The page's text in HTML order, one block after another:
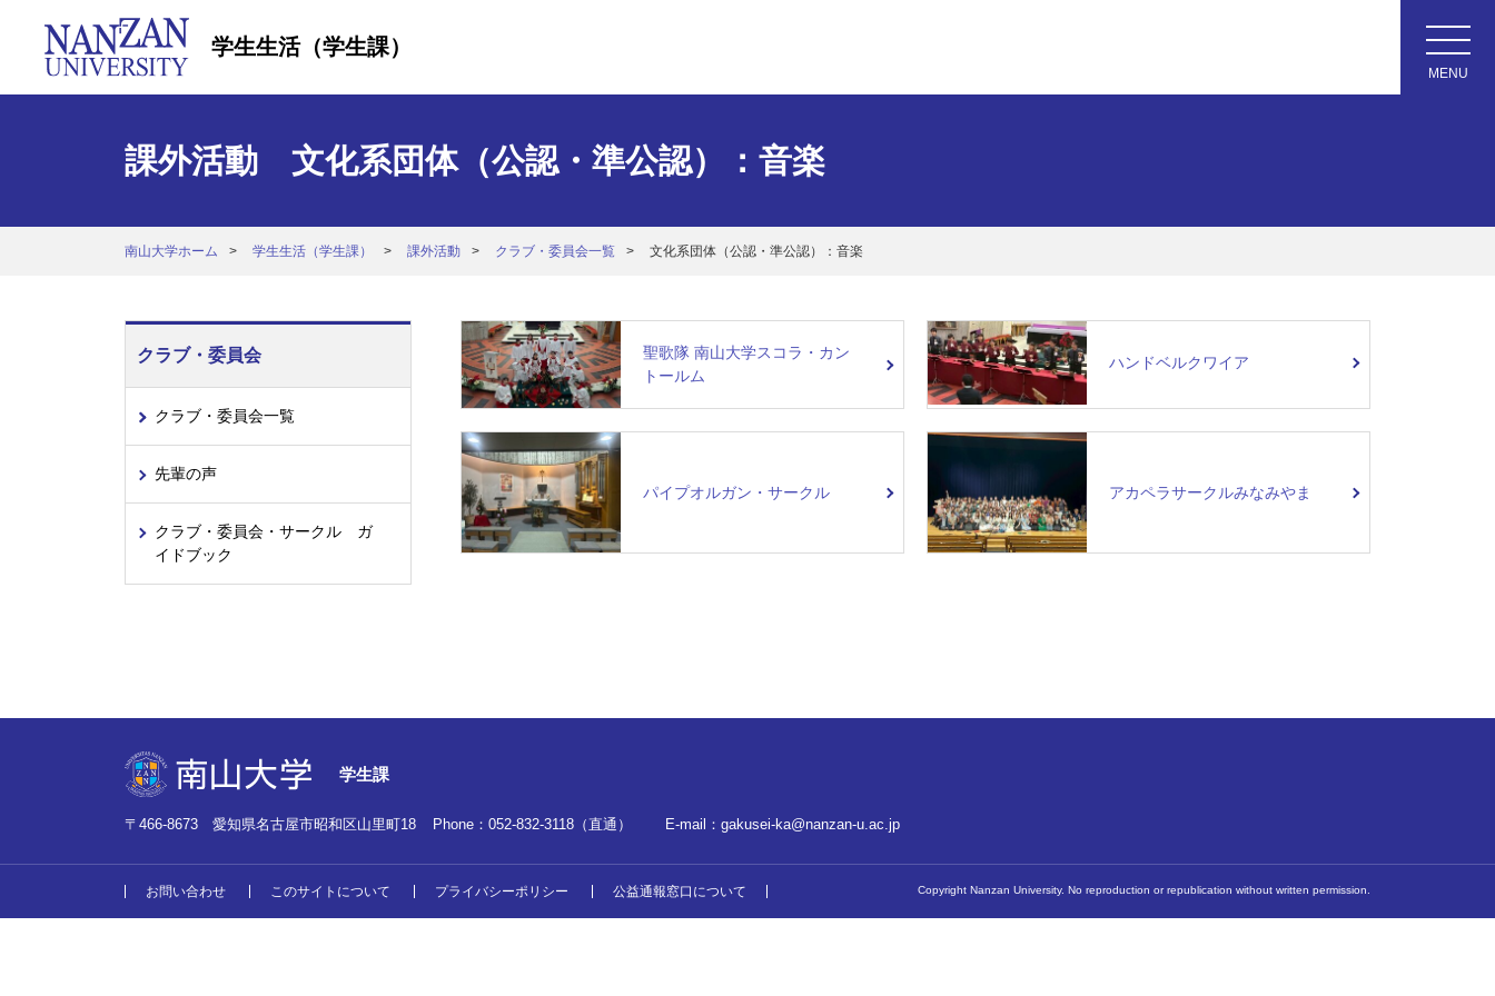
学生生活（学生課）
課外活動 文化系団体（公認・準公認）：音楽
南山大学ホーム 学生生活（学生課） 課外活動 クラブ・委員会一覧 文化系団体（公認・準公認）：音楽
聖歌隊 南山大学スコラ・カン
トールム
ハンドベルクワイア
パイプオルガン・サークル アカペラサークルみなみやま
クラブ・委員会
クラブ・委員会一覧
先輩の声
クラブ・委員会・サークル ガ
イドブック
学生課
〒466-8673 愛知県名古屋市昭和区山里町18 Phone： 052-832-3118（直通） E-mail： gakusei-ka@nanzan-u.ac.jp
お問い合わせ このサイトについて プライバシーポリシー 公益通報窓口について Copyright Nanzan University. No reproduction or republication without written permission.